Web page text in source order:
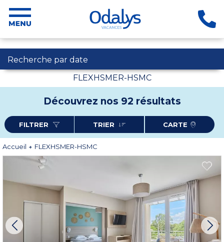
Recherche par date
FLEXHSMER-HSMC
Découvrez nos 92 résultats
FILTRER TRIER CARTE
Accueil FLEXHSMER-HSMC